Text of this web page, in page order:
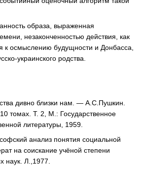
образа, выраженная
незаконченностью действия, как
к осмыслению будущности и Донбасса,
украинского родства.
дивно близки нам. — А.С.Пушкин.
томах. Т. 2, М.: Государственное
литературы, 1959.
анализ понятия социальной
на соискание учёной степени
наук. Л.,1977.